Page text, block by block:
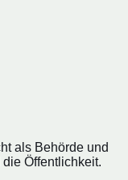
als Behörde und
Öffentlichkeit.